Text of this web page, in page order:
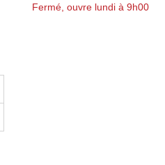
Fermé, ouvre lundi à 9h00